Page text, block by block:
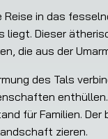
Reise in das
liegt. Dieser
die aus der
des Tals
für Familien.
zieren.